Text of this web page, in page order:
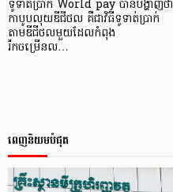
ទូទាត់ប្រាក់ World pay បានបង្ហាញថា
កាបូបលុយឌីជីថល គឺជាវិធីទូទាត់ប្រាក់
តាមឌីជីថលមួយដែលកំពុង
រីកចម្រើនល…
ពេញនិយមបំផុត